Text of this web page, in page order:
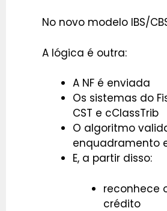
No novo modelo IBS/
A lógica é outra:
A NF é enviada
Os sistemas do
CST e cClassTrib
O algoritmo
enquadramento
E, a partir disso:
reconhece
crédito